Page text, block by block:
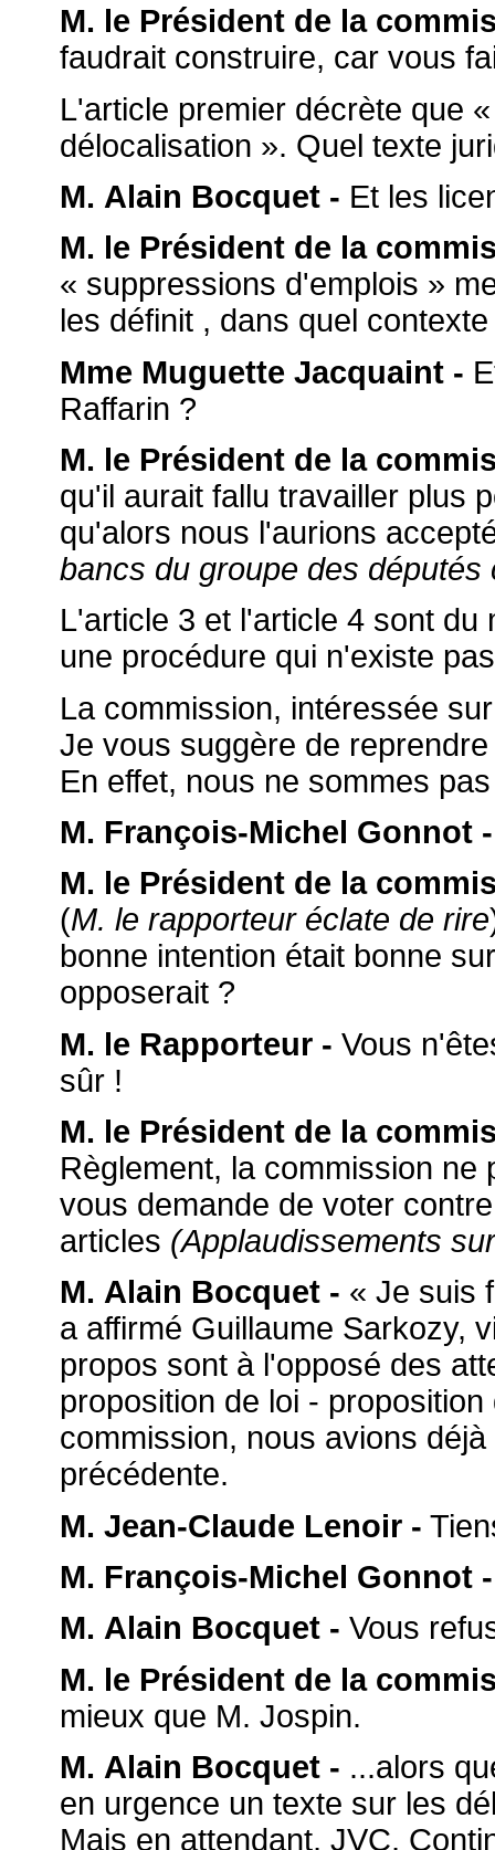
M. le Président de la
faudrait construire, car vous
L'article premier décrète que
délocalisation ». Quel texte
M. Alain Bocquet - Et les
M. le Président de la
« suppressions d'emplois »
les définit , dans quel
Mme Muguette Jacquaint -
Raffarin ?
M. le Président de la
qu'il aurait fallu travailler plus
qu'alors nous l'aurions
bancs du groupe des
L'article 3 et l'article 4 sont
une procédure qui n'existe
La commission, intéressée
Je vous suggère de
En effet, nous ne sommes
M. François-Michel Gonnot -
M. le Président de la
(M. le rapporteur éclate de rire
bonne intention était bonne
opposerait ?
M. le Rapporteur - Vous
sûr !
M. le Président de la
Règlement, la commission
vous demande de voter
articles (Applaudissements
M. Alain Bocquet - « Je suis
a affirmé Guillaume Sarkozy,
propos sont à l'opposé des
proposition de loi -
commission, nous avions
précédente.
M. Jean-Claude Lenoir -
M. François-Michel Gonnot -
M. Alain Bocquet - Vous
M. le Président de la
mieux que M. Jospin.
M. Alain Bocquet - ...alors
en urgence un texte sur les
Mais en attendant, JVC,